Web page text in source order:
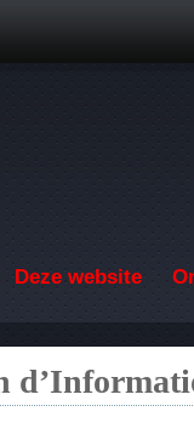
Deze website